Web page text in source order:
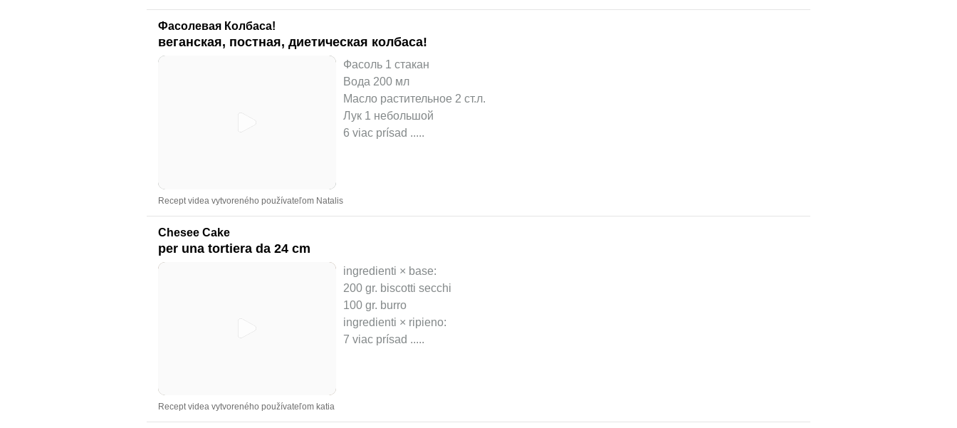
Фасолевая Колбаса!
веганская, постная, диетическая колбаса!
Фасоль 1 стакан
Вода 200 мл
Масло растительное 2 ст.л.
Лук 1 небольшой
6 viac prísad .....
Recept videa vytvoreného používateľom Natalis
Chesee Cake
per una tortiera da 24 cm
ingredienti × base:
200 gr. biscotti secchi
100 gr. burro
ingredienti × ripieno:
7 viac prísad ..
Recept videa vytvoreného používateľom katia